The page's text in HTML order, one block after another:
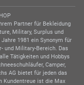
Partner für Bekleidung
Military, Surplus und
1981 ein Synonym für
und Military-Bereich. Das
Tätigkeiten und Hobbys
Camper,
AG bietet für jeden das
Kundentreue ist die Max